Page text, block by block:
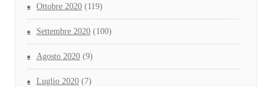
Ottobre 2020 (119)
Settembre 2020 (100)
Agosto 2020 (9)
Luglio 2020 (7)